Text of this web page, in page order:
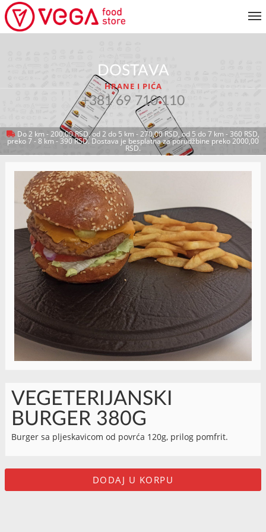
KORISNIČKI SERVISDOSTAVA
HRANE I PIĆA
+381 69 710 110
Do 2 km - 200,00 RSD, od 2 do 5 km - 270,00 RSD, od 5 do 7 km - 360 RSD,
preko 7 - 8 km - 390 RSD. Dostava je besplatna za porudžbine preko 2000,00
RSD.
VRATI SE NA JELOVNIK
VEGETERIJANSKI
BURGER 380G
Burger sa pljeskavicom od povrća 120g, prilog pomfrit.
DODAJ U KORPU